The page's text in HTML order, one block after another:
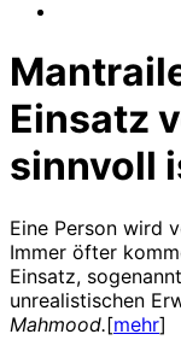
Einsatz
sinnvoll
Eine Person wird
Immer öfter
Einsatz,
unrealistischen
Mahmood.[mehr]